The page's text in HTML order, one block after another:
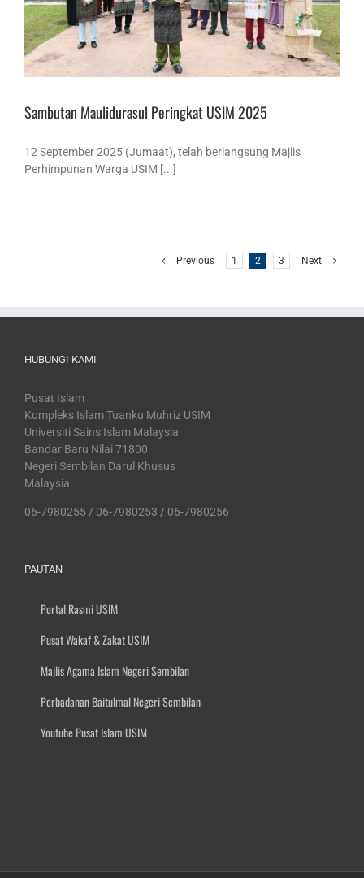
Sambutan Maulidurasul Peringkat USIM 2025
12 September 2025 (Jumaat), telah berlangsung Majlis
Perhimpunan Warga USIM [...]
Previous 1 2 3 Next
HUBUNGI KAMI
Pusat Islam
Kompleks Islam Tuanku Muhriz USIM
Universiti Sains Islam Malaysia
Bandar Baru Nilai 71800
Negeri Sembilan Darul Khusus
Malaysia
06-7980255 / 06-7980253 / 06-7980256
PAUTAN
Portal Rasmi USIM
Pusat Wakaf & Zakat USIM
Majlis Agama Islam Negeri Sembilan
Perbadanan Baitulmal Negeri Sembilan
Youtube Pusat Islam USIM